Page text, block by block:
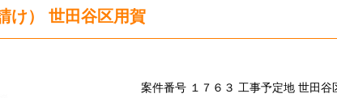
け） 世田谷区用賀
案件番号 １７６３ 工事予定地 世田谷